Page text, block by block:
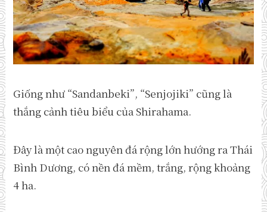
Giống như “Sandanbeki”, “Senjojiki” cũng là
thắng cảnh tiêu biểu của Shirahama.
Đây là một cao nguyên đá rộng lớn hướng ra Thái
Bình Dương, có nền đá mềm, trắng, rộng khoảng
4 ha.